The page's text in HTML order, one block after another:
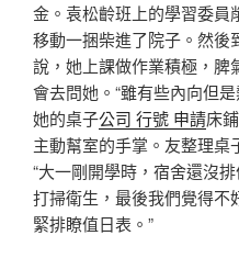
金。袁松齡班上的學習委員
移動一捆柴進了院子。然後
說，她上課做作業積極，脾
會去問她。“雖有些內向但
她的桌子公司 行號 申請床
主動幫室的手掌。友整理桌
“大一剛開學時，宿舍還沒
打掃衛生，最後我們覺得不
緊排瞭值日表。”